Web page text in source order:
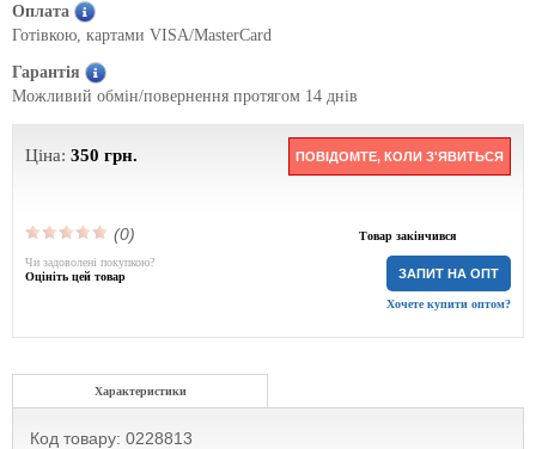
Оплата
Готівкою, картами VISA/MasterCard
Гарантія
Можливий обмін/повернення протягом 14 днів
Ціна: 350 грн. ПОВІДОМТЕ, КОЛИ З'ЯВИТЬСЯ
(0) Товар закінчився
ЗАПИТ НА ОПТ
Хочете купити оптом?
Чи задоволені покупкою?
Оцініть цей товар
Характеристики
Код товару: 0228813